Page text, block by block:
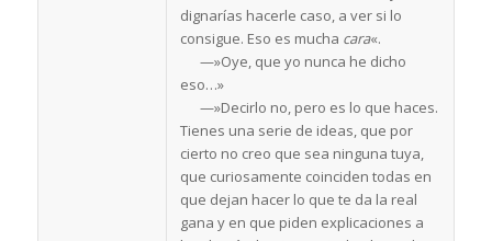
dignarías hacerle caso, a ver si lo
consigue. Eso es mucha cara«.
—»Oye, que yo nunca he dicho
eso…»
—»Decirlo no, pero es lo que haces.
Tienes una serie de ideas, que por
cierto no creo que sea ninguna tuya,
que curiosamente coinciden todas en
que dejan hacer lo que te da la real
gana y en que piden explicaciones a